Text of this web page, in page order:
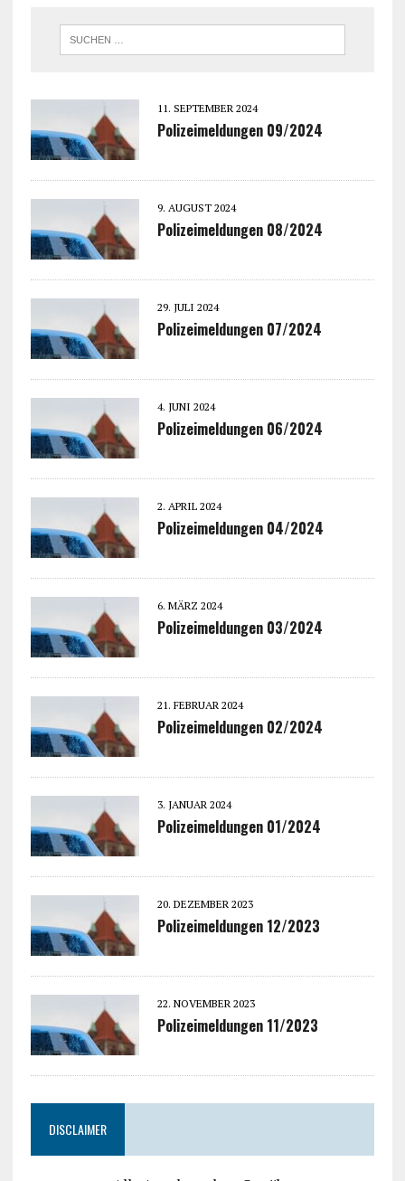
11. SEPTEMBER 2024
Polizeimeldungen 09/2024
9. AUGUST 2024
Polizeimeldungen 08/2024
29. JULI 2024
Polizeimeldungen 07/2024
4. JUNI 2024
Polizeimeldungen 06/2024
2. APRIL 2024
Polizeimeldungen 04/2024
6. MÄRZ 2024
Polizeimeldungen 03/2024
21. FEBRUAR 2024
Polizeimeldungen 02/2024
3. JANUAR 2024
Polizeimeldungen 01/2024
20. DEZEMBER 2023
Polizeimeldungen 12/2023
22. NOVEMBER 2023
Polizeimeldungen 11/2023
DISCLAIMER